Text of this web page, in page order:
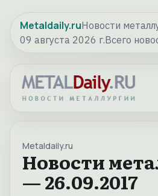
Metaldaily.ruНовости
09 августа 2026 г.Всего
Metaldaily.ru
Новости
— 26.09.2017